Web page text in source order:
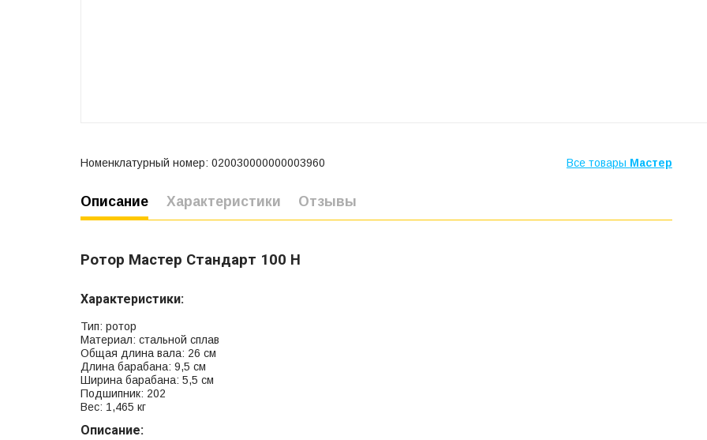
Номенклатурный номер: 020030000000003960 Все товары Мастер
Описание Характеристики Отзывы
Ротор Мастер Стандарт 100 Н
Характеристики:
Тип: ротор
Материал: стальной сплав
Общая длина вала: 26 см
Длина барабана: 9,5 см
Ширина барабана: 5,5 см
Подшипник: 202
Вес: 1,465 кг
Описание: